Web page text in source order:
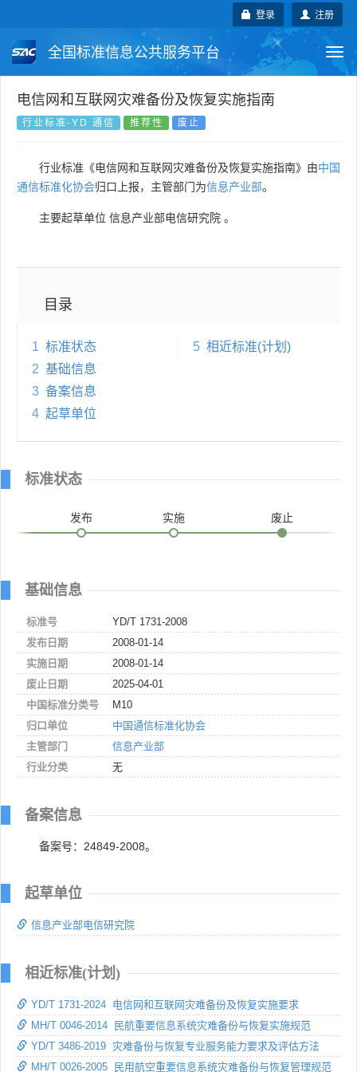
注册
登录
全国标准信息公共服务平台
国家标准 行业标准 地方标准
国外标准 技术委员会
电信网和互联网灾难备份及恢复实施指南
行业标准-YD 通信 推荐性 废止
行业标准《电信网和互联网灾难备份及恢复实施指南》由中国
通信标准化协会归口上报，主管部门为信息产业部。
主要起草单位 信息产业部电信研究院 。
目录
1 标准状态
2 基础信息
3 备案信息
4 起草单位
5 相近标准(计划)
标准状态
发布 实施 废止
基础信息
标准号
YD/T 1731-2008
发布日期
2008-01-14
实施日期
2008-01-14
废止日期
2025-04-01
中国标准分类号
M10
归口单位
中国通信标准化协会
主管部门
信息产业部
行业分类
无
备案信息
备案号：24849-2008。
起草单位
信息产业部电信研究院
相近标准(计划)
YD/T 1731-2024 电信网和互联网灾难备份及恢复实施要求
MH/T 0046-2014 民航重要信息系统灾难备份与恢复实施规范
YD/T 3486-2019 灾难备份与恢复专业服务能力要求及评估方法
MH/T 0026-2005 民用航空重要信息系统灾难备份与恢复管理规范